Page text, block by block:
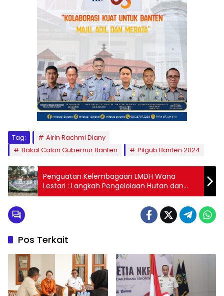
Tag:
Airin Rachmi Diany
Bakal Calon Gubernur Banten
Pilgub Banten 2024
Penguatan Kelembagaan LMDH Wana
Lestari : Langkah Pengelolaan Hutan dan
Kesejahteraan Ekonomi
Pos Terkait